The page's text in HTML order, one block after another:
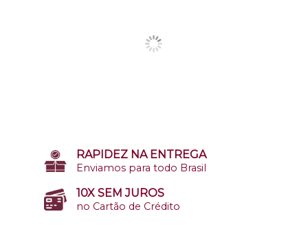
RAPIDEZ NA ENTREGA
Enviamos para todo Brasil
10X SEM JUROS
no Cartão de Crédito